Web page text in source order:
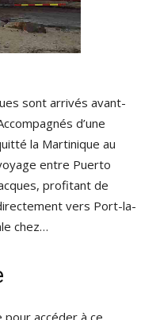
sont arrivés avant-
d’une
la Martinique au
entre Puerto
profitant de
vers Port-la-
chez…
accéder à ce